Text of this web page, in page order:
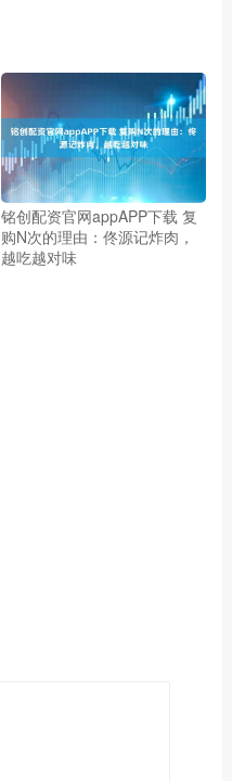
铭创配资官网appAPP下载 复
购N次的理由：佟源记炸肉，
越吃越对味